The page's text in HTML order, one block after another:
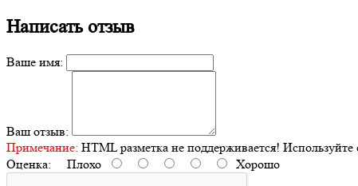
Написать отзыв
Ваше имя:
Ваш отзыв:
Примечание: HTML разметка не поддерживается!
Оценка: Плохо Хорошо